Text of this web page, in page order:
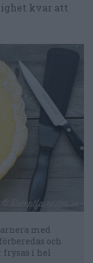
kvar att
med
och
frysas i hel